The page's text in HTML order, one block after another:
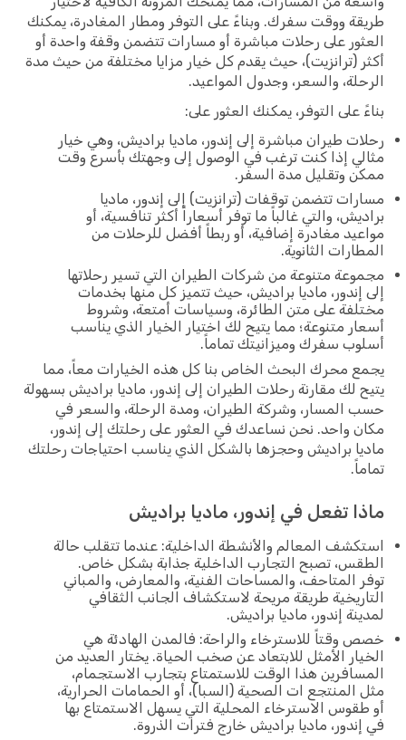
ووقت سفرك. وبناءً على التوفر ومطار المغادرة، يمكنك
على رحلات مباشرة أو مسارات تتضمن وقفة واحدة أو
(ترانزيت)، حيث يقدم كل خيار مزايا مختلفة من حيث مدة
والسعر، وجدول المواعيد.
على التوفر، يمكنك العثور على:
طيران مباشرة إلى إندور، ماديا براديش، وهي خيار
إذا كنت ترغب في الوصول إلى وجهتك بأسرع وقت
وتقليل مدة السفر.
تتضمن توقفات (ترانزيت) إلى إندور، ماديا
والتي غالباً ما توفر أسعاراً أكثر تنافسية، أو
مغادرة إضافية، أو ربطاً أفضل للرحلات من
الثانوية.
متنوعة من شركات الطيران التي تسير رحلاتها
ماديا براديش، حيث تتميز كل منها بخدمات
على متن الطائرة، وسياسات أمتعة، وشروط
متنوعة؛ مما يتيح لك اختيار الخيار الذي يناسب
سفرك وميزانيتك تماماً.
محرك البحث الخاص بنا كل هذه الخيارات معاً، مما
لك مقارنة رحلات الطيران إلى إندور، ماديا براديش بسهولة
المسار، وشركة الطيران، ومدة الرحلة، والسعر في
واحد. نحن نساعدك في العثور على رحلتك إلى إندور،
براديش وحجزها بالشكل الذي يناسب احتياجات رحلتك
تفعل في إندور، ماديا براديش
المعالم والأنشطة الداخلية: عندما تتقلب حالة
تصبح التجارب الداخلية جذابة بشكل خاص.
المتاحف، والمساحات الفنية، والمعارض، والمباني
طريقة مريحة لاستكشاف الجانب الثقافي
إندور، ماديا براديش.
وقتاً للاسترخاء والراحة: فالمدن الهادئة هي
الأمثل للابتعاد عن صخب الحياة. يختار العديد من
هذا الوقت للاستمتاع بتجارب الاستجمام،
ات الصحية (السبا)، أو الحمامات الحرارية،
الاسترخاء المحلية التي يسهل الاستمتاع بها
ماديا براديش خارج فترات الذروة.